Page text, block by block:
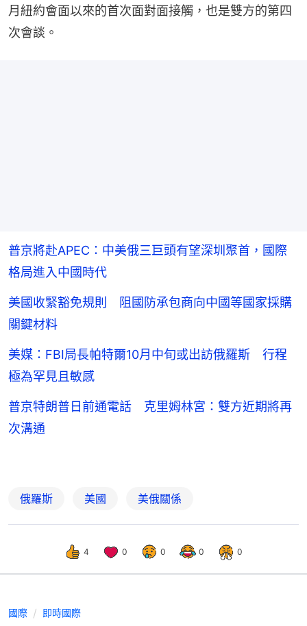
月紐約會面以來的首次面對面接觸，也是雙方的第四
次會談。
普京將赴APEC：中美俄三巨頭有望深圳聚首，國際
格局進入中國時代
美國收緊豁免規則 阻國防承包商向中國等國家採購
關鍵材料
美媒：FBI局長帕特爾10月中旬或出訪俄羅斯 行程
極為罕見且敏感
普京特朗普日前通電話 克里姆林宮：雙方近期將再
次溝通
俄羅斯 美國 美俄關係
4 0 0 0 0
國際 即時國際